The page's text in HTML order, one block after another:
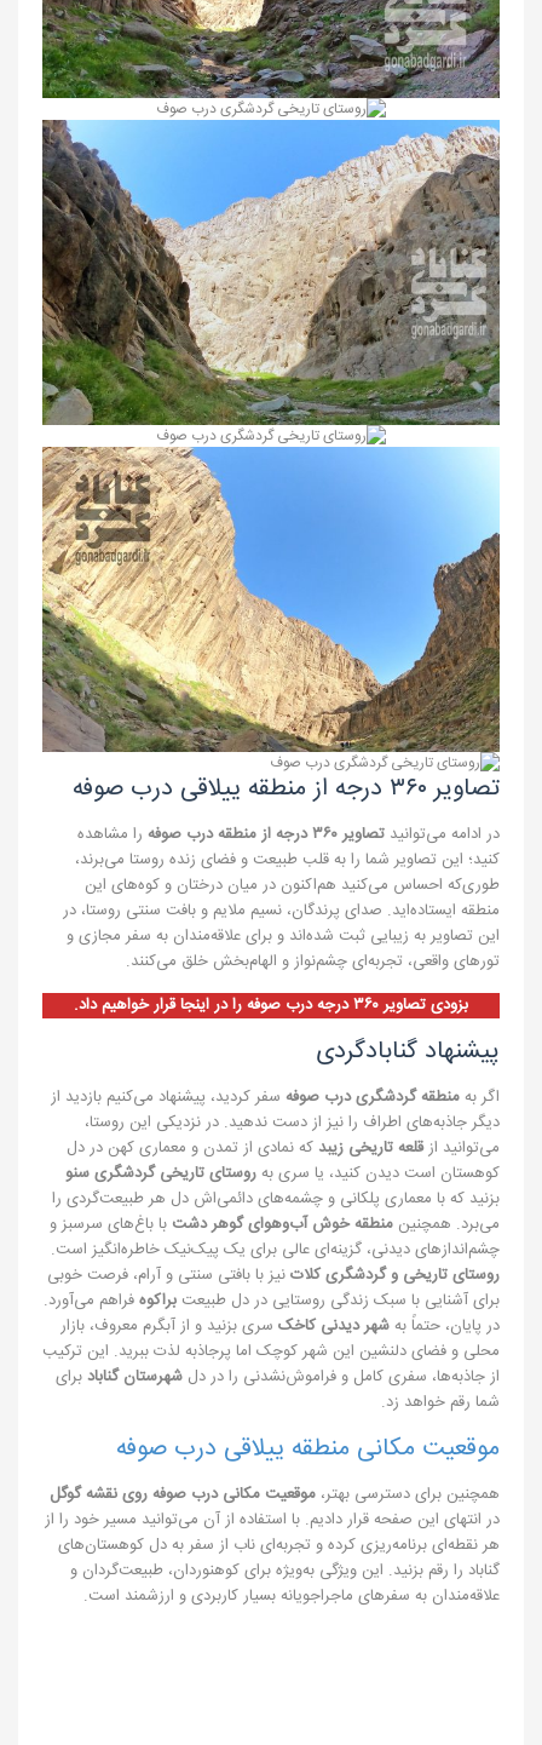
تصاویر ۳۶۰ درجه از منطقه ییلاقی درب صوفه
در ادامه می‌توانید تصاویر ۳۶۰ درجه از منطقه درب صوفه
را مشاهده
کنید؛ این تصاویر شما را به قلب طبیعت و فضای زنده روستا می‌برند،
طوری‌که احساس می‌کنید هم‌اکنون در میان درختان و کوه‌های این
منطقه ایستاده‌اید. صدای پرندگان، نسیم ملایم و بافت سنتی روستا، در
این تصاویر به زیبایی ثبت شده‌اند و برای علاقه‌مندان به سفر مجازی و
تورهای واقعی، تجربه‌ای چشم‌نواز و الهام‌بخش خلق می‌کنند.
بزودی تصاویر ۳۶۰ درجه درب صوفه را در اینجا قرار خواهیم داد.
پیشنهاد گنابادگردی
اگر بهمنطقه گردشگری درب صوفه سفر کردید، پیشنهاد می‌کنیم بازدید از
دیگر جاذبه‌های اطراف را نیز از دست ندهید. در نزدیکی این روستا،
می‌توانید ازقلعه تاریخی زیبد که نمادی از تمدن و معماری کهن در دل
کوهستان است دیدن کنید، یا سری بهروستای تاریخی گردشگری سنو
بزنید که با معماری پلکانی و چشمه‌های دائمی‌اش دل هر طبیعت‌گردی را
می‌برد. همچنین منطقه خوش‌ آب‌وهوای گوهر دشت با باغ‌های سرسبز و
چشم‌اندازهای دیدنی، گزینه‌ای عالی برای یک پیک‌نیک خاطره‌انگیز است.
روستای تاریخی و گردشگری کلاتنیز با بافتی سنتی و آرام، فرصت خوبی
برای آشنایی با سبک زندگی روستایی در دل طبیعت براکوهفراهم می‌آورد.
در پایان، حتماً بهشهر دیدنی کاخک سری بزنید و از آبگرم معروف، بازار
محلی و فضای دلنشین این شهر کوچک اما پرجاذبه لذت ببرید. این ترکیب
از جاذبه‌ها، سفری کامل و فراموش‌نشدنی را در دل شهرستان گنابادبرای
شما رقم خواهد زد.
موقعیت مکانی منطقه ییلاقی درب صوفه
همچنین برای دسترسی بهتر، موقعیت مکانی درب صوفه روی نقشه گوگل
در انتهای این صفحه قرار دادیم. با استفاده از آن می‌توانید مسیر خود را از
هر نقطه‌ای برنامه‌ریزی کرده و تجربه‌ای ناب از سفر به دل کوهستان‌های
گناباد را رقم بزنید. این ویژگی به‌ویژه برای کوهنوردان، طبیعت‌گردان و
علاقه‌مندان به سفرهای ماجراجویانه بسیار کاربردی و ارزشمند است.